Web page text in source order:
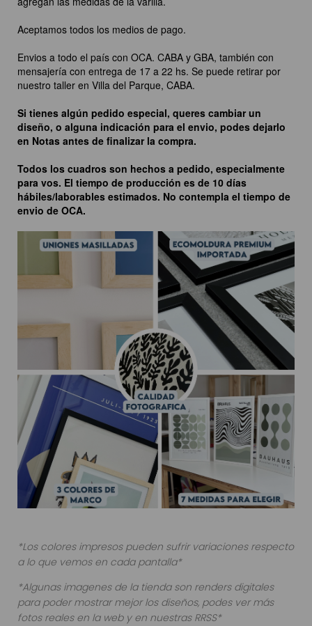
Aceptamos todos los medios de pago.
Envios a todo el país con OCA. CABA y GBA, también con
mensajería con entrega de 17 a 22 hs. Se puede retirar por
nuestro taller en Villa del Parque, CABA.
Si tienes algún pedido especial, queres cambiar un
diseño, o alguna indicación para el envio, podes dejarlo
en Notas antes de finalizar la compra.
Todos los cuadros son hechos a pedido, especialmente
para vos. El tiempo de producción es de 10 días
hábiles/laborables estimados. No contempla el tiempo de
envio de OCA.
*Los colores impresos pueden sufrir variaciones respecto
a lo que vemos en cada pantalla*
*Algunas imagenes de la tienda son renders digitales
para poder mostrar mejor los diseños, podes ver más
fotos reales en la web y en nuestras RRSS*